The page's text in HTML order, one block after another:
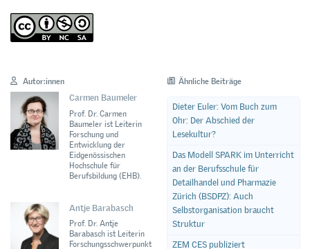
Autor:innen
Carmen Baumeler
Prof. Dr. Carmen
Baumeler ist Leiterin
Forschung und
Entwicklung der
Eidgenössischen
Hochschule für
Berufsbildung (EHB).
Antje Barabasch
Prof. Dr. Antje
Barabasch ist Leiterin
Forschungsschwerpunkt
Ähnliche Beiträge
Dieter Euler: Vom Buch zum
Ohr: Der Abschied der
Lesekultur?
Das Modell SPARK im Unterricht
an der Berufsschule für
Detailhandel und Pharmazie
Zürich (BSDPZ): Auch
Selbstorganisation braucht
Struktur
ZEM CES publiziert